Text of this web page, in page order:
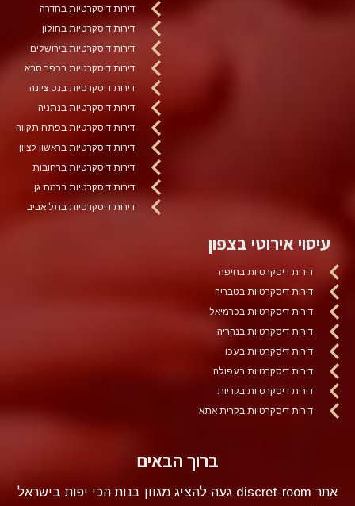
דירות דיסקרטיות בחדרה
דירות דיסקרטיות בחולון
דירות דיסקרטיות בירושלים
דירות דיסקרטיות בכפר סבא
דירות דיסקרטיות בנס ציונה
דירות דיסקרטיות בנתניה
דירות דיסקרטיות בפתח תקווה
דירות דיסקרטיות בראשון לציון
דירות דיסקרטיות ברחובות
דירות דיסקרטיות ברמת גן
דירות דיסקרטיות בתל אביב
עיסוי אירוטי בצפון
דירות דיסקרטיות בחיפה
דירות דיסקרטיות בטבריה
דירות דיסקרטיות בכרמיאל
דירות דיסקרטיות בנהריה
דירות דיסקרטיות בעכו
דירות דיסקרטיות בעפולה
דירות דיסקרטיות בקריות
דירות דיסקרטיות בקרית אתא
ברוך הבאים
אתר discret-room געה להציג מגוון בנות הכי יפות בישראל